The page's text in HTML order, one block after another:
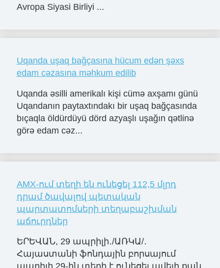
Avropa Siyasi Birliyi ...
Uqanda uşaq bağçasına hücum edən şəxs
edam cəzasına məhkum edilib
Uqanda əsilli amerikalı kişi cümə axşamı günü
Uqandanın paytaxtındakı bir uşaq bağçasında
bıçaqla öldürdüyü dörd azyaşlı uşağın qətlinə
görə edam cəz...
AMX-ում տեղի են ունեցել 112,5 մլրդ
դրամ ծավալով պետական
պարտատոմսերի տեղաբաշխման
աճուրդներ
ԵՐԵՎԱՆ, 29 ապրիլի․/ԱՌԿԱ/․
Հայաստանի ֆոնդային բորսայում